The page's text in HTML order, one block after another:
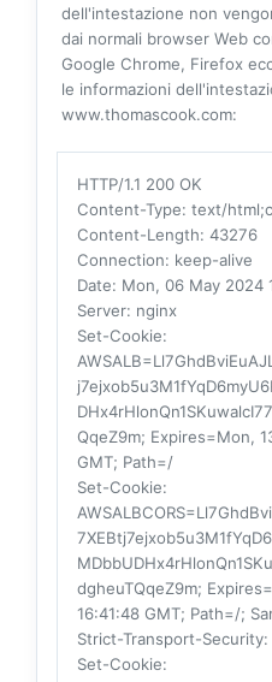
dell'intestazione non
dai normali browser Web
Google Chrome, Firefox
le informazioni
www.thomascook.com:
HTTP/1.1 200 OK
Content-Type: text/
Content-Length: 43276
Connection: keep-alive
Date: Mon, 06 May 2024
Server: nginx
Set-Cookie:
QqeZ9m; Expires=Mon,
GMT; Path=/
Set-Cookie:
dgheuTQqeZ9m;
16:41:48 GMT; Path=/;
Strict-Transport-Security
Set-Cookie: